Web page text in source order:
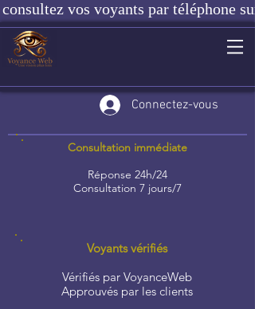
consultez vos voyants par téléphone
Connectez-vous
Consultation immédiate
Réponse 24h/24
Consultation 7 jours/7
Voyants vérifiés
Vérifiés par VoyanceWeb
Approuvés par les clients